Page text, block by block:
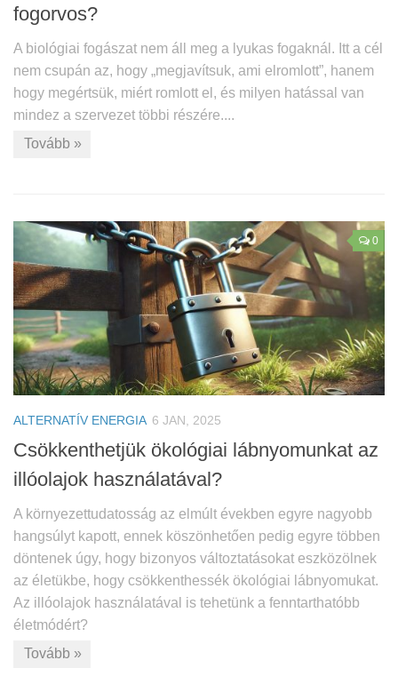
fogorvos?
A biológiai fogászat nem áll meg a lyukas fogaknál. Itt a cél
nem csupán az, hogy „megjavítsuk, ami elromlott”, hanem
hogy megértsük, miért romlott el, és milyen hatással van
mindez a szervezet többi részére....
Tovább »
0
ALTERNATÍV ENERGIA 6 JAN, 2025
Csökkenthetjük ökológiai lábnyomunkat az
illóolajok használatával?
A környezettudatosság az elmúlt években egyre nagyobb
hangsúlyt kapott, ennek köszönhetően pedig egyre többen
döntenek úgy, hogy bizonyos változtatásokat eszközölnek
az életükbe, hogy csökkenthessék ökológiai lábnyomukat.
Az illóolajok használatával is tehetünk a fenntarthatóbb
életmódért?
Tovább »